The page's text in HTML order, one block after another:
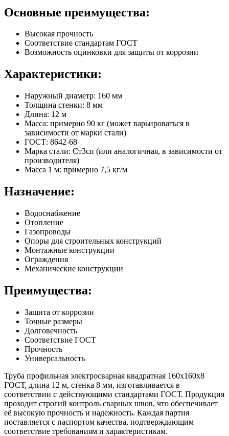
Основные преимущества:
Высокая прочность
Соответствие стандартам ГОСТ
Возможность оцинковки для защиты от коррозии
Характеристики:
Наружный диаметр: 160 мм
Толщина стенки: 8 мм
Длина: 12 м
Масса: примерно 90 кг (может варьироваться в
зависимости от марки стали)
ГОСТ: 8642-68
Марка стали: Ст3сп (или аналогичная, в зависимости от
производителя)
Масса 1 м: примерно 7,5 кг/м
Назначение:
Водоснабжение
Отопление
Газопроводы
Опоры для строительных конструкций
Монтажные конструкции
Ограждения
Механические конструкции
Преимущества:
Защита от коррозии
Точные размеры
Долговечность
Соответствие ГОСТ
Прочность
Универсальность
Труба профильная электросварная квадратная 160х160х8
ГОСТ, длина 12 м, стенка 8 мм, изготавливается в
соответствии с действующими стандартами ГОСТ. Продукция
проходит строгий контроль сварных швов, что обеспечивает
её высокую прочность и надежность. Каждая партия
поставляется с паспортом качества, подтверждающим
соответствие требованиям и характеристикам.